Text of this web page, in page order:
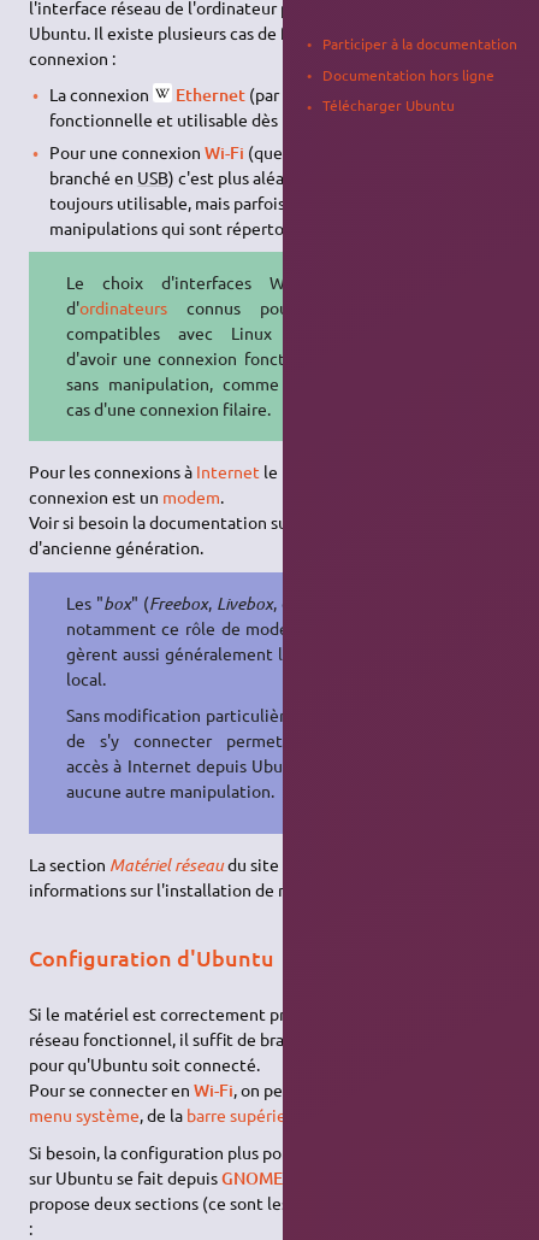
l'interface réseau de l'ordinateur puisse être utilisée par
Ubuntu. Il existe plusieurs cas de figure en fonction du type de
connexion :
La connexion
Ethernet (par fil) est normalement
fonctionnelle et utilisable dès le premier démarrage.
Pour une connexion Wi-Fi (que le module soit intégré ou
branché en USB) c'est plus aléatoire. Elle est presque
toujours utilisable, mais parfois au prix de quelques
manipulations qui sont répertoriées sur la page
Le choix d'interfaces Wi-Fi ou
d'ordinateursconnus pour être
compatibles avec Linux permet
d'avoir une connexion fonctionnelle
sans manipulation, comme dans le
cas d'une connexion filaire.
Pour les connexions à Internet le matériel qui gère la
connexion est un modem.
Voir si besoin la documentation sur le
d'ancienne génération.
Les "box" (Freebox, Livebox, etc.) ont
notamment ce rôle de modem, mais
gèrent aussi généralement le réseau
local.
Sans modification particulière, le fait
de s'y connecter permet d'avoir
accès à Internet depuis Ubuntu sans
aucune autre manipulation.
La section Matériel réseaudu site contient également des
informations sur l'installation de matériels réseau spécifiques.
Configuration d'Ubuntu
Si le matériel est correctement pris en charge par Ubuntu, et le
réseau fonctionnel, il suffit de brancher un
pour qu'Ubuntu soit connecté.
Pour se connecter enWi-Fi, on peut passer directement par
menu système, de la barre supérieure
Si besoin, la configuration plus poussée des connexions réseau
sur Ubuntu se fait depuisGNOME Paramètres
propose deux sections (ce sont les premières en haut à gauche)
:
Participer à la documentation
Documentation hors ligne
Télécharger Ubuntu